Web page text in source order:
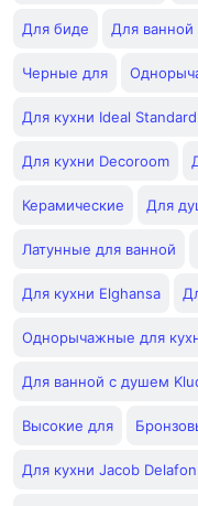
Для биде Для ванной
Черные для
Для кухни Ideal Standard
Для кухни Decoroom
Керамические Для
Латунные для ванной
Для кухни Elghansa
Однорычажные для
Для ванной с душем
Высокие для
Для кухни Jacob Delafon